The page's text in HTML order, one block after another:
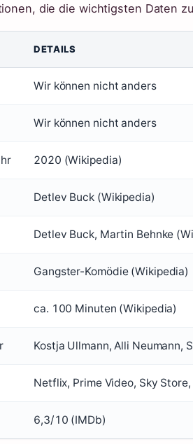
die die wichtigsten Daten
DETAILS
Wir können nicht anders
Wir können nicht anders
2020 (Wikipedia)
Detlev Buck (Wikipedia)
Detlev Buck, Martin Behnke
Gangster-Komödie (Wikipedia)
ca. 100 Minuten (Wikipedia)
Kostja Ullmann, Alli Neumann,
Netflix, Prime Video, Sky Store,
6,3/10 (IMDb)